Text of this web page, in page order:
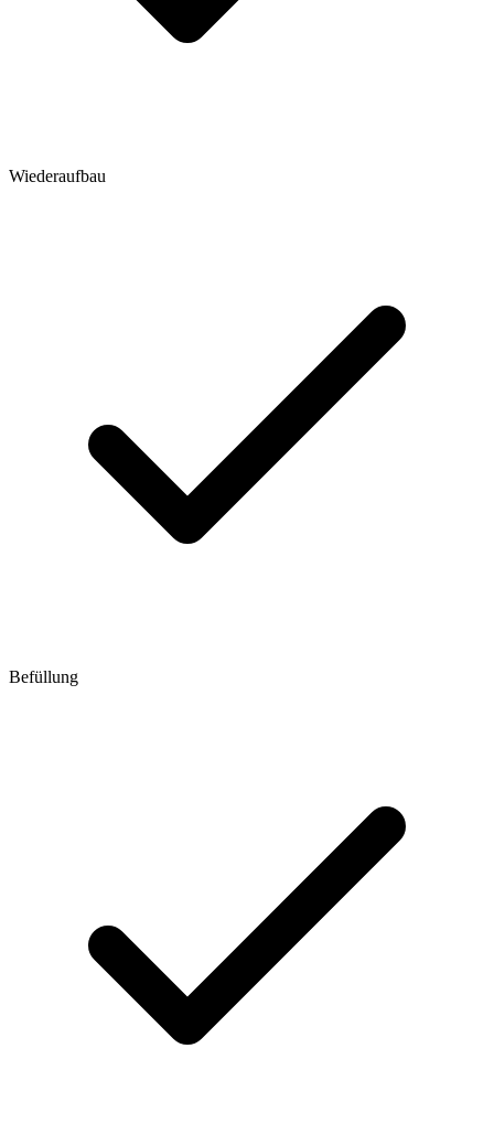
Wiederaufbau
Befüllung